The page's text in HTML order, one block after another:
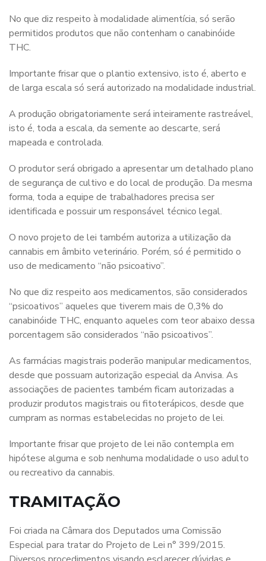
No que diz respeito à modalidade alimentícia, só serão
permitidos produtos que não contenham o canabinóide
THC.
Importante frisar que o plantio extensivo, isto é, aberto e
de larga escala só será autorizado na modalidade industrial.
A produção obrigatoriamente será inteiramente rastreável,
isto é, toda a escala, da semente ao descarte, será
mapeada e controlada.
O produtor será obrigado a apresentar um detalhado plano
de segurança de cultivo e do local de produção. Da mesma
forma, toda a equipe de trabalhadores precisa ser
identificada e possuir um responsável técnico legal.
O novo projeto de lei também autoriza a utilização da
cannabis em âmbito veterinário. Porém, só é permitido o
uso de medicamento “não psicoativo”.
No que diz respeito aos medicamentos, são considerados
“psicoativos” aqueles que tiverem mais de 0,3% do
canabinóide THC, enquanto aqueles com teor abaixo dessa
porcentagem são considerados “não psicoativos”.
As farmácias magistrais poderão manipular medicamentos,
desde que possuam autorização especial da Anvisa. As
associações de pacientes também ficam autorizadas a
produzir produtos magistrais ou fitoterápicos, desde que
cumpram as normas estabelecidas no projeto de lei.
Importante frisar que projeto de lei não contempla em
hipótese alguma e sob nenhuma modalidade o uso adulto
ou recreativo da cannabis.
TRAMITAÇÃO
Foi criada na Câmara dos Deputados uma Comissão
Especial para tratar do Projeto de Lei n° 399/2015.